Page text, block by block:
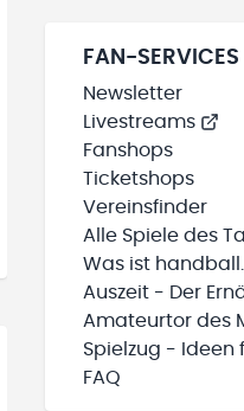
FAN-SERVICES
Newsletter
Livestreams
Fanshops
Ticketshops
Vereinsfinder
Alle Spiele des
Was ist
Auszeit - Der
Amateurtor des
Spielzug - Ideen
FAQ